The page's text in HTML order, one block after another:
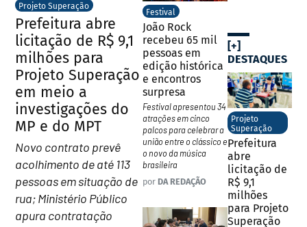
Projeto Superação
Prefeitura abre
licitação de R$ 9,1
milhões para
Projeto Superação
em meio a
investigações do
MP e do MPT
Novo contrato prevê
acolhimento de até 113
pessoas em situação de
rua; Ministério Público
apura contratação
Festival
João Rock
recebeu 65 mil
pessoas em
edição histórica
e encontros
surpresa
Festival apresentou 34
atrações em cinco
palcos para celebrar a
união entre o clássico e
o novo da música
brasileira
por DA REDAÇÃO
[+]
DESTAQUES
Projeto
Superação
Prefeitura
abre
licitação de
R$ 9,1
milhões
para Projeto
Superação